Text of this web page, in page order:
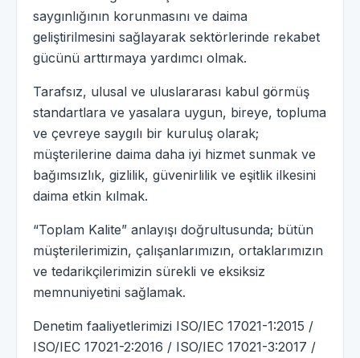
saygınlığının korunmasını ve daima
geliştirilmesini sağlayarak sektörlerinde rekabet
gücünü arttırmaya yardımcı olmak.
Tarafsız, ulusal ve uluslararası kabul görmüş
standartlara ve yasalara uygun, bireye, topluma
ve çevreye saygılı bir kuruluş olarak;
müşterilerine daima daha iyi hizmet sunmak ve
bağımsızlık, gizlilik, güvenirlilik ve eşitlik ilkesini
daima etkin kılmak.
“Toplam Kalite” anlayışı doğrultusunda; bütün
müşterilerimizin, çalışanlarımızın, ortaklarımızın
ve tedarikçilerimizin sürekli ve eksiksiz
memnuniyetini sağlamak.
Denetim faaliyetlerimizi ISO/IEC 17021-1:2015 /
ISO/IEC 17021-2:2016 / ISO/IEC 17021-3:2017 /